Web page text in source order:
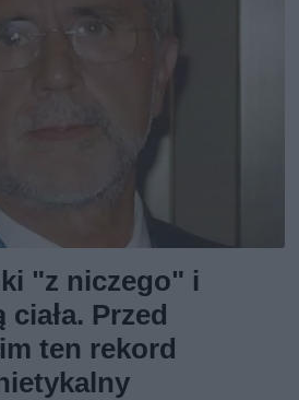
"z niczego" i
ciała. Przed
ten rekord